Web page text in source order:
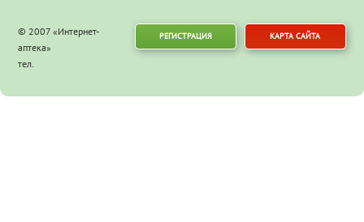
© 2007 «Интернет-
аптека»
тел.
РЕГИСТРАЦИЯ КАРТА САЙТА